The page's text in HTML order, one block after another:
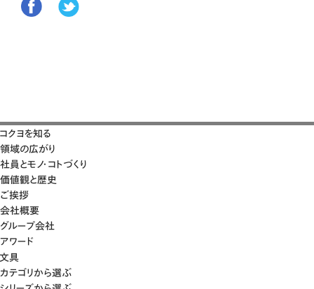
コクヨを知る
領域の広がり
社員とモノ・コトづくり
価値観と歴史
ご挨拶
会社概要
グループ会社
アワード
文具
カテゴリから選ぶ